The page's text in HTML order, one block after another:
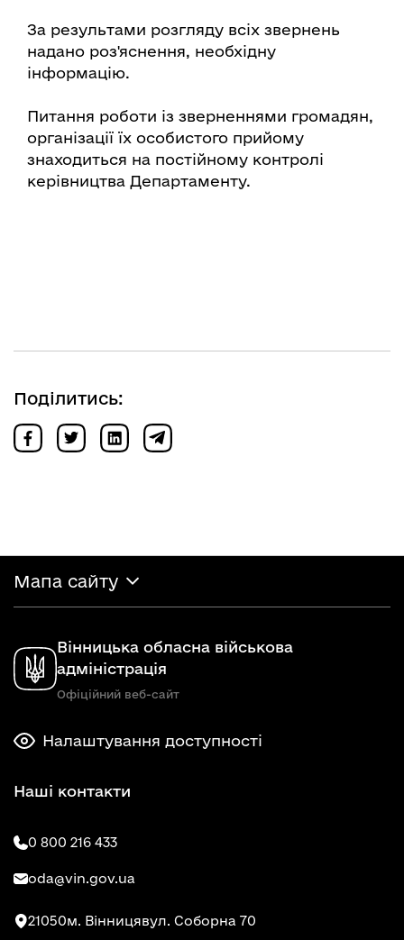
За результами розгляду всіх звернень
надано роз'яснення, необхідну
інформацію.
Питання роботи із зверненнями громадян,
організації їх особистого прийому
знаходиться на постійному контролі
керівництва Департаменту.
Поділитись:
Мапа сайту
Вінницька обласна військова
адміністрація
Офіційний веб-сайт
Налаштування доступності
Наші контакти
0 800 216 433
oda@vin.gov.ua
21050м. Вінницявул. Соборна 70